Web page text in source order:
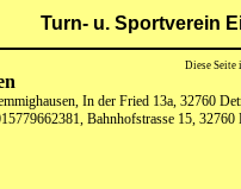
Turn- u. Sportverein
Diese Seite
In der Fried 13a, 32760
Bahnhofstrasse 15, 32760